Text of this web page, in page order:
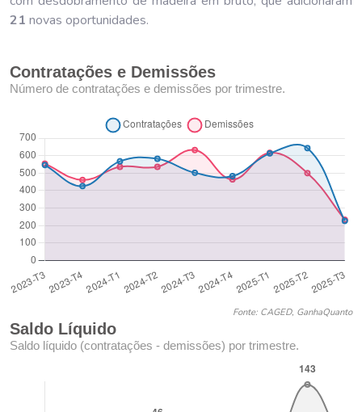
21 novas oportunidades.
Contratações e Demissões
Número de contratações e demissões por trimestre.
Fonte: CAGED, GanhaQuanto
Saldo Líquido
Saldo líquido (contratações - demissões) por trimestre.